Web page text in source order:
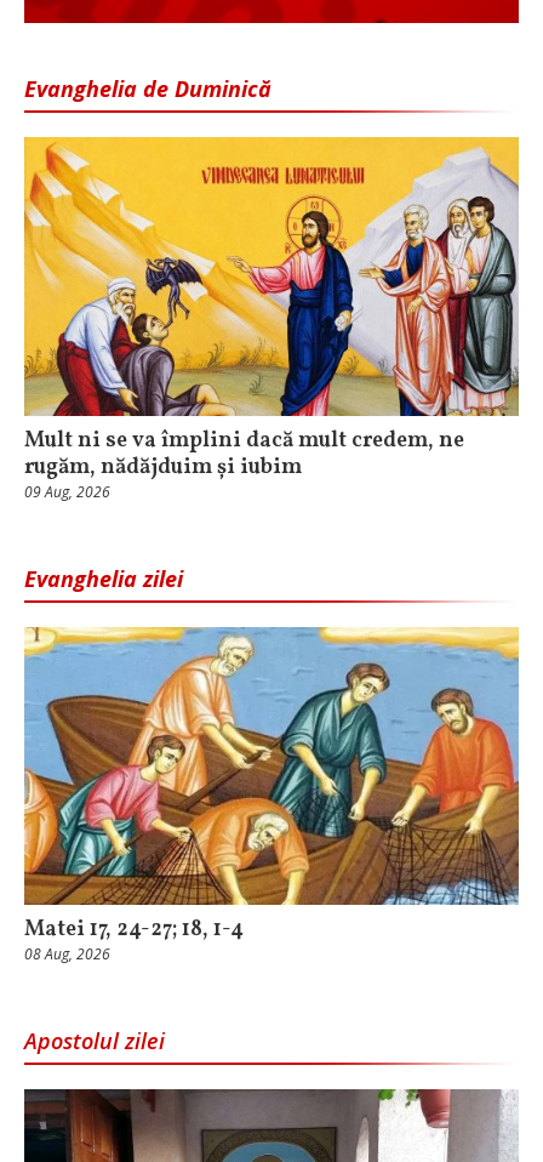
Evanghelia de Duminică
Mult ni se va împlini dacă mult credem, ne
rugăm, nădăjduim și iubim
09 Aug, 2026
Evanghelia zilei
Matei 17, 24-27; 18, 1-4
08 Aug, 2026
Apostolul zilei